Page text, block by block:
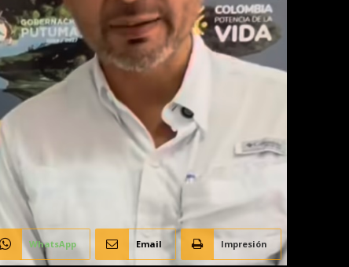
WhatsApp Email Impresión